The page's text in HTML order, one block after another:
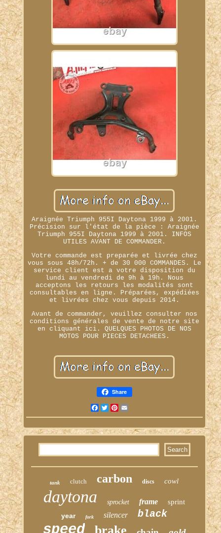
Araignée Triumph 955I Daytona 1999 à 2001.
Précision sur l'état de la pièce : Araignée
Triumph 955I Daytona 1999 à 2001. INFOS
UTILES AVANT DE COMMANDER.
Votre commande est preparée et livrée chez
vous sous 48h/72h. + de 30 000 COMMANDES. Le
service client est a votre disposition du
lundi au vendredi de 9h à 19h. Nous
acceptons les retours les modalités sont
consultables en ligne. Préparées, expédiées
et livrées chez vous depuis 2014.
Avant de commander, veuillez consulter nos
conditions générales de vente de notre site
en cliquant ici. QUELQUES PHOTOS DE NOS
MOTOS POUR PIECES DETACHEES.
Share
Facebook
TwitterPinterest
tank clutch carbon discs cowl
daytona sprocket frame
sprint
year
fork silencer black
speed